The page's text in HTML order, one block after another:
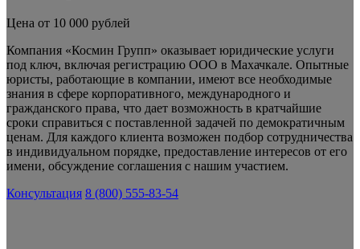
Цена от 10 000 рублей
Компания «Космин Групп» оказывает юридические услуги
под ключ, включая регистрацию ООО в Махачкале. Опытные
юристы, работающие в компании, имеют все необходимые
знания в сфере корпоративного, международного и
гражданского права, что дает возможность в кратчайшие
сроки справиться с поставленной задачей по демократичным
ценам. Для каждого клиента возможен подбор сотрудничества
в индивидуальном порядке, предоставление интересов от его
имени, обсуждение соглашения с нашим участием.
Консультация 8 (800) 555-83-54